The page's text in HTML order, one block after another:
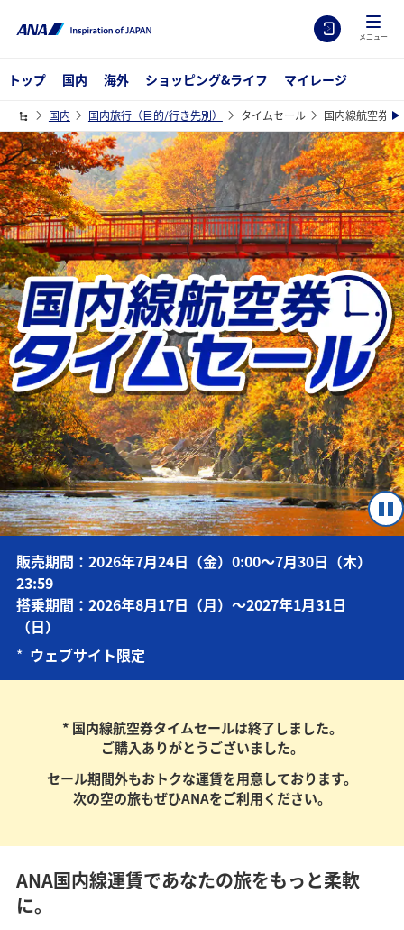
メニュー
トップ 国内 海外 ショッピング&ライフ マイレージ
国内 国内旅行（目的/行き先別） タイムセール 国内線航空券タ
販売期間：2026年7月24日（金）0:00～7月30日（木）
23:59
搭乗期間：2026年8月17日（月）～2027年1月31日
（日）
* ウェブサイト限定
* 国内線航空券タイムセールは終了しました。
ご購入ありがとうございました。
セール期間外もおトクな運賃を用意しております。
次の空の旅もぜひANAをご利用ください。
ANA国内線運賃であなたの旅をもっと柔軟
に。